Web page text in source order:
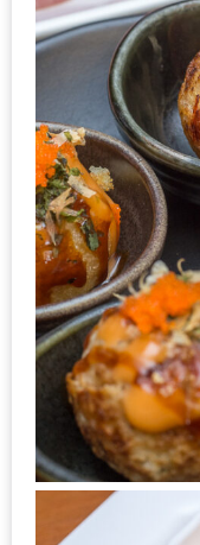
รับ
ประทาน
อาหาร
มูลค่า
1,000
บาท
ฟรี
3
รางวัล
วัน
แม่
สุด
พิเศษ
โปร